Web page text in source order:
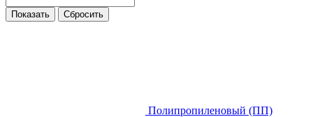
Полипропиленовый (ПП)